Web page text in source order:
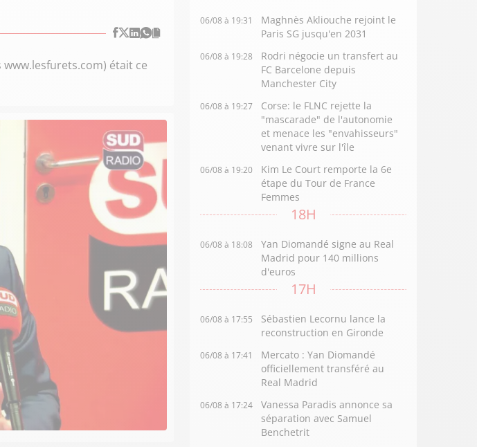
était ce
06/08 à 19:31
Maghnès Akliouche rejoint le
Paris SG jusqu'en 2031
06/08 à 19:28
Rodri négocie un transfert au
FC Barcelone depuis
Manchester City
06/08 à 19:27
Corse: le FLNC rejette la
"mascarade" de l'autonomie
et menace les "envahisseurs"
venant vivre sur l'île
06/08 à 19:20
Kim Le Court remporte la 6e
étape du Tour de France
Femmes
18H
06/08 à 18:08
Yan Diomandé signe au Real
Madrid pour 140 millions
d'euros
17H
06/08 à 17:55
Sébastien Lecornu lance la
reconstruction en Gironde
06/08 à 17:41
Mercato : Yan Diomandé
officiellement transféré au
Real Madrid
06/08 à 17:24
Vanessa Paradis annonce sa
séparation avec Samuel
Benchetrit